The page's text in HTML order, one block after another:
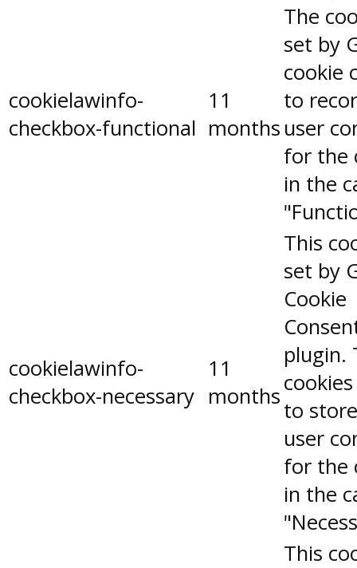
cookielawinfo-
checkbox-functional
11
months
The
set by
cookie
to
user
for the
in the
cookielawinfo-
checkbox-necessary
11
months
This
set by
Cookie
plugin.
to
user
for the
in the
This